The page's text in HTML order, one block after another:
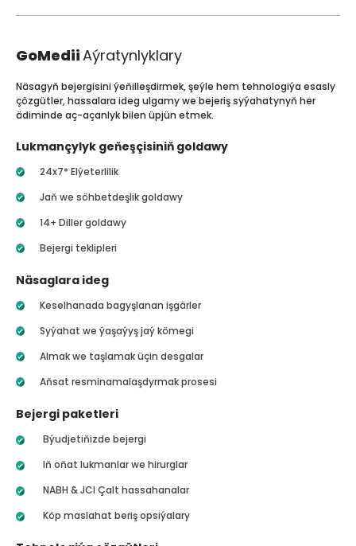
GoMediiAýratynlyklary
Näsagyň bejergisini ýeňilleşdirmek, şeýle hem tehnologiýa esasly
çözgütler, hassalara ideg ulgamy we bejeriş syýahatynyň her
ädiminde aç-açanlyk bilen üpjün etmek.
Lukmançylyk geňeşçisiniň goldawy
24x7* Elýeterlilik
Jaň we söhbetdeşlik goldawy
14+ Diller goldawy
Bejergi teklipleri
Näsaglara ideg
Keselhanada bagyşlanan işgärler
Syýahat we ýaşaýyş jaý kömegi
Almak we taşlamak üçin desgalar
Aňsat resminamalaşdyrmak prosesi
Bejergi paketleri
Býudjetiňizde bejergi
Iň oňat lukmanlar we hirurglar
NABH & JCI Çalt hassahanalar
Köp maslahat beriş opsiýalary